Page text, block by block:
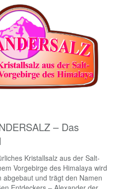
– Das
Kristallsalz aus der Salt-
Vorgebirge des Himalaya wird
abgebaut und trägt den Namen